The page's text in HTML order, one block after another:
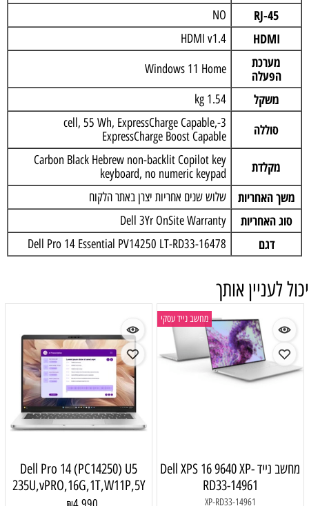
RJ-45
NO
HDMI
HDMI v1.4
מערכת
הפעלה
Windows 11 Home
משקל 1.54 kg
סוללה
3-cell, 55 Wh, ExpressCharge Capable,
ExpressCharge Boost Capable
מקלדת
Carbon Black Hebrew non-backlit Copilot key
keyboard, no numeric keypad
משך האחריות שלוש שנים אחריות יצרן באתר הלקוח
סוג האחריות Dell 3Yr OnSite Warranty
דגם Dell Pro 14 Essential PV14250 LT-RD33-16478
יכול לעניין אותך
מחשב נייד עסקי
מחשב נייד Dell XPS 16 9640 XP-
RD33-14961
XP-RD33-14961
Dell Pro 14 (PC14250) U5
235U,vPRO,16G,1T,W11P,5Y